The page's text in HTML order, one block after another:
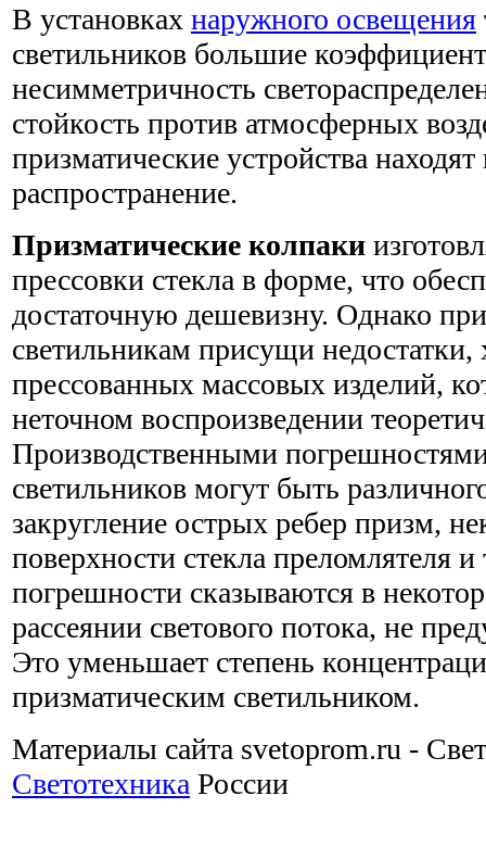
В установках наружного освещения
светильников большие
несимметричность
стойкость против атмосферных
призматические устройства
распространение.
Призматические колпаки
прессовки стекла в форме, что
достаточную дешевизну. Однако
светильникам присущи недостатки,
прессованных массовых изделий,
неточном воспроизведении
Производственными
светильников могут быть
закругление острых ребер призм,
поверхности стекла преломлятеля
погрешности сказываются в
рассеянии светового потока, не
Это уменьшает степень
призматическим светильником.
Материалы сайта svetoprom.ru -
Светотехника России